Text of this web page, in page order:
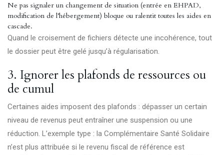
Ne pas signaler un changement de situation (entrée en EHPAD,
modification de l’hébergement) bloque ou ralentit toutes les aides en
cascade.
Quand le croisement de fichiers détecte une incohérence, tout
le dossier peut être gelé jusqu’à régularisation.
3. Ignorer les plafonds de ressources ou
de cumul
Certaines aides imposent des plafonds : dépasser un certain
niveau de revenus peut entraîner une suspension ou une
réduction. L’exemple type : la Complémentaire Santé Solidaire
n’est plus attribuée si le revenu fiscal de référence est